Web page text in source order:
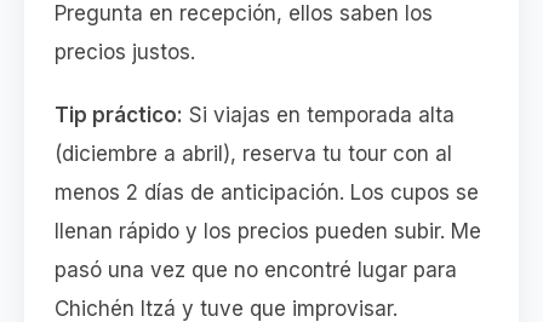
Pregunta en recepción, ellos saben los
precios justos.
Tip práctico: Si viajas en temporada alta
(diciembre a abril), reserva tu tour con al
menos 2 días de anticipación. Los cupos se
llenan rápido y los precios pueden subir. Me
pasó una vez que no encontré lugar para
Chichén Itzá y tuve que improvisar.